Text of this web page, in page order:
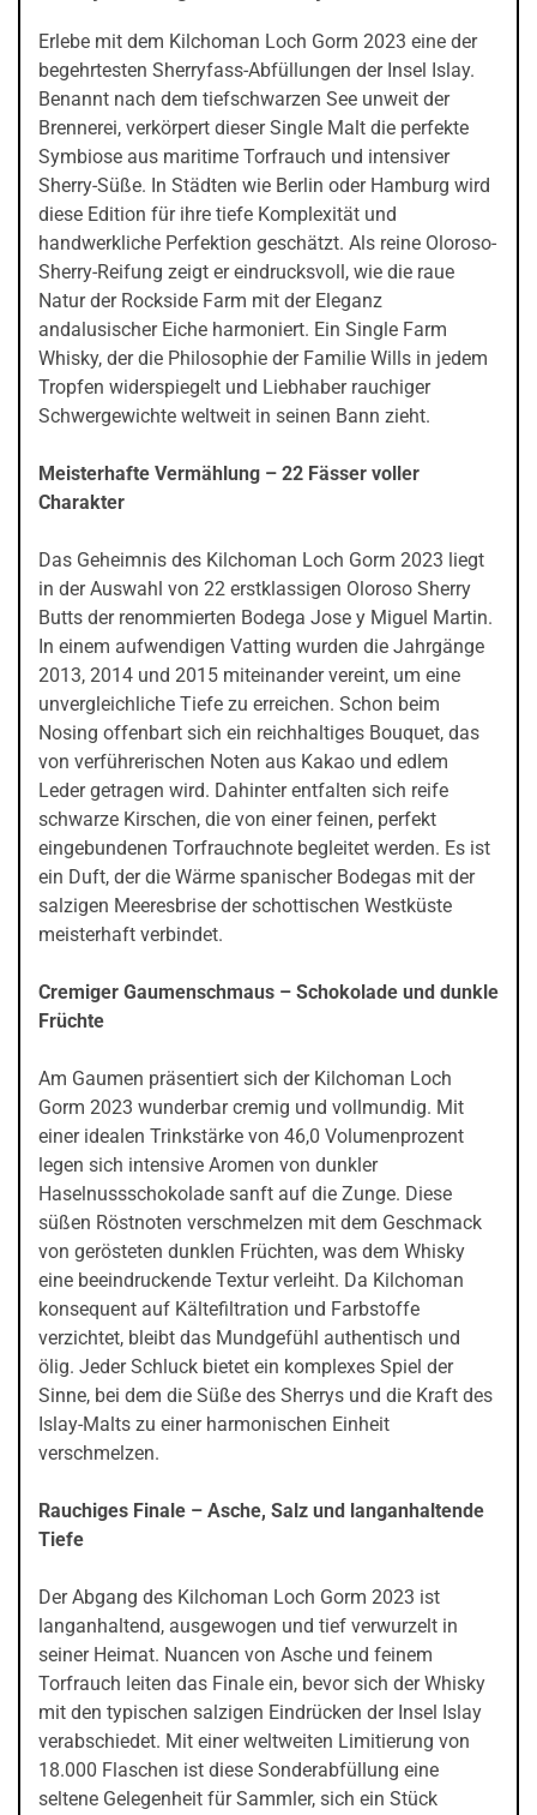
Erlebe mit dem Kilchoman Loch Gorm 2023 eine der
begehrtesten Sherryfass-Abfüllungen der Insel Islay.
Benannt nach dem tiefschwarzen See unweit der
Brennerei, verkörpert dieser Single Malt die perfekte
Symbiose aus maritime Torfrauch und intensiver
Sherry-Süße. In Städten wie Berlin oder Hamburg wird
diese Edition für ihre tiefe Komplexität und
handwerkliche Perfektion geschätzt. Als reine Oloroso-
Sherry-Reifung zeigt er eindrucksvoll, wie die raue
Natur der Rockside Farm mit der Eleganz
andalusischer Eiche harmoniert. Ein Single Farm
Whisky, der die Philosophie der Familie Wills in jedem
Tropfen widerspiegelt und Liebhaber rauchiger
Schwergewichte weltweit in seinen Bann zieht.
Meisterhafte Vermählung – 22 Fässer voller
Charakter
Das Geheimnis des Kilchoman Loch Gorm 2023 liegt
in der Auswahl von 22 erstklassigen Oloroso Sherry
Butts der renommierten Bodega Jose y Miguel Martin.
In einem aufwendigen Vatting wurden die Jahrgänge
2013, 2014 und 2015 miteinander vereint, um eine
unvergleichliche Tiefe zu erreichen. Schon beim
Nosing offenbart sich ein reichhaltiges Bouquet, das
von verführerischen Noten aus Kakao und edlem
Leder getragen wird. Dahinter entfalten sich reife
schwarze Kirschen, die von einer feinen, perfekt
eingebundenen Torfrauchnote begleitet werden. Es ist
ein Duft, der die Wärme spanischer Bodegas mit der
salzigen Meeresbrise der schottischen Westküste
meisterhaft verbindet.
Cremiger Gaumenschmaus – Schokolade und dunkle
Früchte
Am Gaumen präsentiert sich der Kilchoman Loch
Gorm 2023 wunderbar cremig und vollmundig. Mit
einer idealen Trinkstärke von 46,0 Volumenprozent
legen sich intensive Aromen von dunkler
Haselnussschokolade sanft auf die Zunge. Diese
süßen Röstnoten verschmelzen mit dem Geschmack
von gerösteten dunklen Früchten, was dem Whisky
eine beeindruckende Textur verleiht. Da Kilchoman
konsequent auf Kältefiltration und Farbstoffe
verzichtet, bleibt das Mundgefühl authentisch und
ölig. Jeder Schluck bietet ein komplexes Spiel der
Sinne, bei dem die Süße des Sherrys und die Kraft des
Islay-Malts zu einer harmonischen Einheit
verschmelzen.
Rauchiges Finale – Asche, Salz und langanhaltende
Tiefe
Der Abgang des Kilchoman Loch Gorm 2023 ist
langanhaltend, ausgewogen und tief verwurzelt in
seiner Heimat. Nuancen von Asche und feinem
Torfrauch leiten das Finale ein, bevor sich der Whisky
mit den typischen salzigen Eindrücken der Insel Islay
verabschiedet. Mit einer weltweiten Limitierung von
18.000 Flaschen ist diese Sonderabfüllung eine
seltene Gelegenheit für Sammler, sich ein Stück